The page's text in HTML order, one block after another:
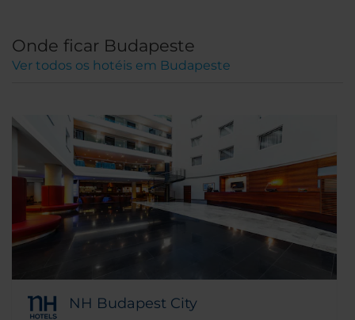
Onde ficar Budapeste
Ver todos os hotéis em Budapeste
NH Budapest City